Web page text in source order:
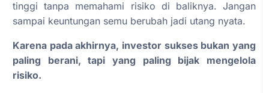
tinggi tanpa memahami risiko di baliknya. Jangan
sampai keuntungan semu berubah jadi utang nyata.
Karena pada akhirnya, investor sukses bukan yang
paling berani, tapi yang paling bijak mengelola
risiko.